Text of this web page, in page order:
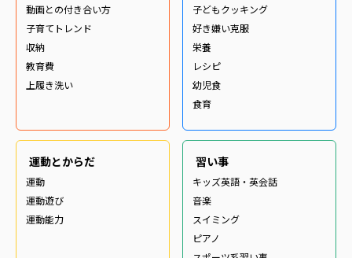
動画との付き合い方
子育てトレンド
収納
教育費
上履き洗い
子どもクッキング
好き嫌い克服
栄養
レシピ
幼児食
食育
運動とからだ
運動
運動遊び
運動能力
習い事
キッズ英語・英会話
音楽
スイミング
ピアノ